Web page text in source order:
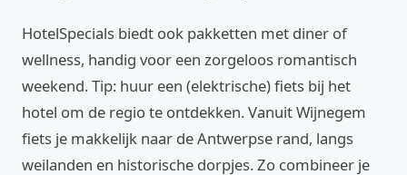
HotelSpecials biedt ook pakketten met diner of
wellness, handig voor een zorgeloos romantisch
weekend. Tip: huur een (elektrische) fiets bij het
hotel om de regio te ontdekken. Vanuit Wijnegem
fiets je makkelijk naar de Antwerpse rand, langs
weilanden en historische dorpjes. Zo combineer je